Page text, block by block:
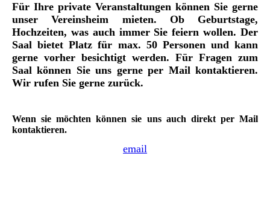
Für Ihre private Veranstaltungen können Sie gerne
unser Vereinsheim mieten. Ob Geburtstage,
Hochzeiten, was auch immer Sie feiern wollen. Der
Saal bietet Platz für max. 50 Personen und kann
gerne vorher besichtigt werden. Für Fragen zum
Saal können Sie uns gerne per Mail kontaktieren.
Wir rufen Sie gerne zurück.
Wenn sie möchten können sie uns auch direkt per Mail
kontaktieren.
email